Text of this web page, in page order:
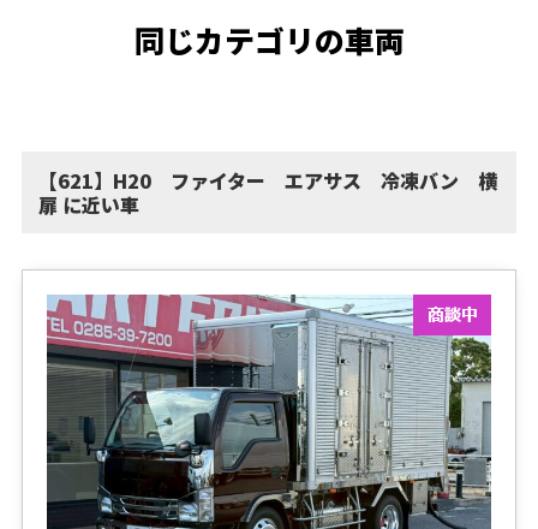
同じカテゴリの車両
【621】H20 ファイター エアサス 冷凍バン 横
扉 に近い車